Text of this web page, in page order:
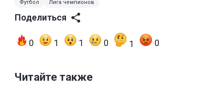
Футбол Лига чемпионов
Поделиться
0 1 1 0 1 0
Читайте также